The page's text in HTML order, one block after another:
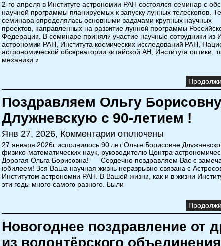
2-го апреля в Институте астрономии РАН состоялся семинар с
научной программы планируемых к запуску лунных телескопов.
семинара определялась основными задачами крупных научных
проектов, направленных на развитие лунной программы
Федерации. В семинаре приняли участие научные сотрудники из
астрономии РАН, Института космических исследований РАН,
астрономической обсерватории китайской АН, Института оптики,
механики и
Поздравляем Ольгу Борисовну
Длужневскую с 90-летием !
Янв 27, 2026, Комментарии отключены
27 января 2026г исполнилось 90 лет Ольге Борисовне
физико-математических наук, руководителю Центра
Дорогая Ольга Борисовна! Сердечно поздравляем Вас с
юбилеем! Вся Ваша научная жизнь неразрывно связана с
Институтом астрономии РАН. В Вашей жизни, как и в жизни
эти годы много самого разного. Были
Новогоднее поздравление от
из волонтёрского объединения